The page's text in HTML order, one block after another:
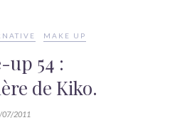
MAKE UP
up 54 :
de Kiko.
07/2011